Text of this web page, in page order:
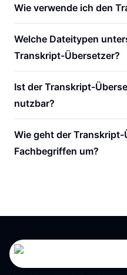
Wie verwende ich den
Welche Dateitypen
Transkript-Übersetzer?
Ist der Transkript-
nutzbar?
Wie geht der
Fachbegriffen um?